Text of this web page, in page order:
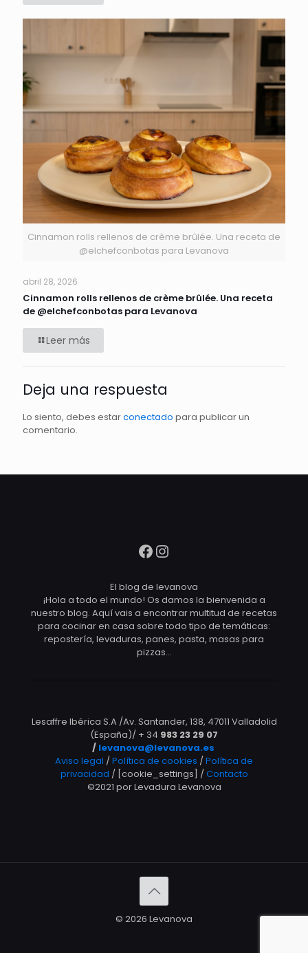
Cinnamon rolls rellenos de crème brûlée. Una receta de
@elchefconbotas para Levanova
abril 28, 2026
Cinnamon rolls rellenos de crème brûlée. Una receta
de @elchefconbotas para Levanova
Leer más
Deja una respuesta
Lo siento, debes estarconectado para publicar un
comentario.
Facebook
Instagram
El blog de levanova
¡Hola a todo el mundo! Os damos la bienvenida a
nuestro blog. Aquí vais a encontrar multitud de recetas
para cocinar en casa sobre todo tipo de temáticas:
repostería, levaduras, panes, pasta, masas para
pizzas…
Lesaffre Ibérica S.A /Av. Santander, 138, 47011 Valladolid
(España)/ + 34 983 23 29 07
/ levanova@levanova.es
Aviso legal /Política de cookies /Política de
privacidad / [cookie_settings] /Contacto
©2021 por Levadura Levanova
© 2026 Levanova